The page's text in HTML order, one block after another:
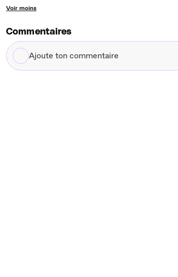
Voir moins
Commentaires
Ajoute
ton